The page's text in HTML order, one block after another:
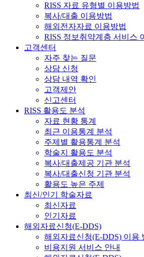
RISS 자료 유형별 이용방법
복사/대출 이용방법
해외전자자료 이용방법
RISS 정보취약계층 서비스
고객센터
자주 찾는 질문
상담 신청
상담 내역 확인
고객제안
신고센터
RISS 활용도 분석
자료 현황 통계
최근 이용통계 분석
주제별 활용통계 분석
학술지 활용도 분석
복사/대출제공 기관 분석
복사/대출신청 기관 분석
활용도 높은 주제
최신/인기 학술자료
최신자료
인기자료
해외자료신청(E-DDS)
해외자료신청(E-DDS) 이용
비용지원 서비스 안내